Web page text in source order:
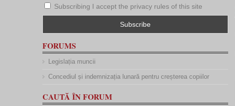
Subscribing I accept the privacy rules of this site
FORUMS
Legislația muncii
Concediul și indemnizația lunară pentru creșterea copiilor
CAUTĂ ÎN FORUM